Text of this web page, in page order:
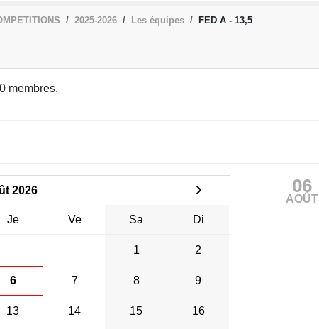
2025-2026 Les équipes FED A - 13,5
membres.
2026
Je Ve Sa Di
1 2
6 7 8 9
13 14 15 16
06
AOÛT